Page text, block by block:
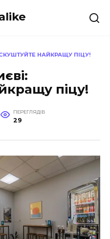
СКУШТУЙТЕ НАЙКРАЩУ ПІЦУ!
піцу!
ПЕРЕГЛЯДІВ
29